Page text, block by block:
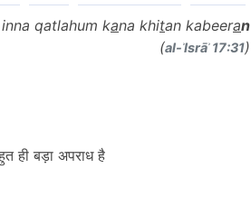
qatlahum kana khitan kabeeran
(al-ʾIsrāʾ 17:31)
ही बड़ा अपराध है